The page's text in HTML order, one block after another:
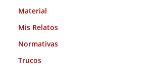
Material
Mis Relatos
Normativas
Trucos